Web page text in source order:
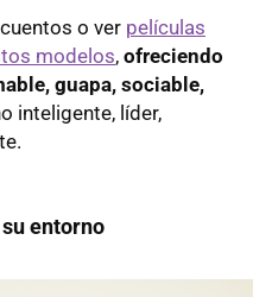
o ver películas
modelos, ofreciendo
guapa, sociable,
inteligente, líder,
entorno